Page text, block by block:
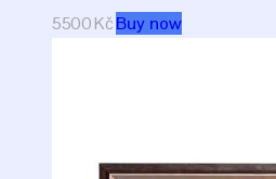
5500KčBuy now